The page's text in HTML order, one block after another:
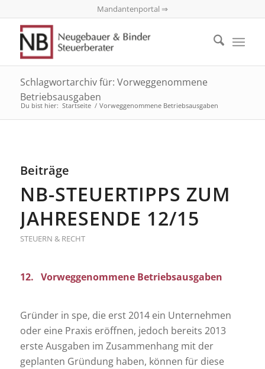
Mandantenportal ⇒
Schlagwortarchiv für: Vorweggenommene
Betriebsausgaben
Du bist hier: Startseite / Vorweggenommene Betriebsausgaben
Beiträge
NB-STEUERTIPPS ZUM
JAHRESENDE 12/15
STEUERN & RECHT
12. Vorweggenommene Betriebsausgaben
Gründer in spe, die erst 2014 ein Unternehmen
oder eine Praxis eröffnen, jedoch bereits 2013
erste Ausgaben im Zusammenhang mit der
geplanten Gründung haben, können für diese